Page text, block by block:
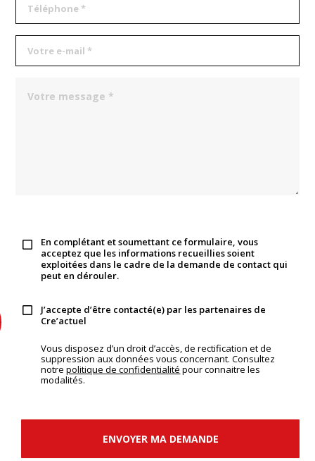
En complétant et soumettant ce formulaire, vous
acceptez que les informations recueillies soient
exploitées dans le cadre de la demande de contact qui
peut en dérouler.
J’accepte d’être contacté(e) par les partenaires de
Cre’actuel
Vous disposez d’un droit d’accès, de rectification et de
suppression aux données vous concernant. Consultez
notrepolitique de confidentialité pour connaitre les
modalités.
ENVOYER MA DEMANDE